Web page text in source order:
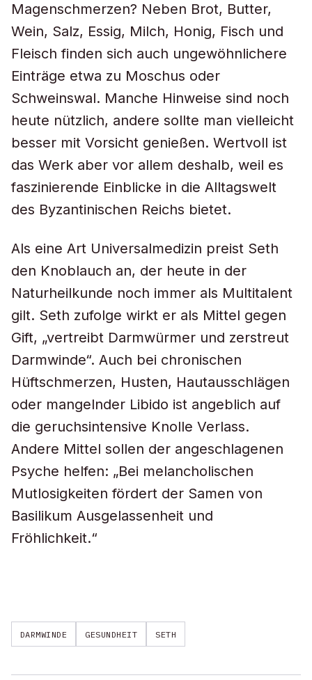
Magenschmerzen? Neben Brot, Butter,
Wein, Salz, Essig, Milch, Honig, Fisch und
Fleisch finden sich auch ungewöhnlichere
Einträge etwa zu Moschus oder
Schweinswal. Manche Hinweise sind noch
heute nützlich, andere sollte man vielleicht
besser mit Vorsicht genießen. Wertvoll ist
das Werk aber vor allem deshalb, weil es
faszinierende Einblicke in die Alltagswelt
des Byzantinischen Reichs bietet.
Als eine Art Universalmedizin preist Seth
den Knoblauch an, der heute in der
Naturheilkunde noch immer als Multitalent
gilt. Seth zufolge wirkt er als Mittel gegen
Gift, „vertreibt Darmwürmer und zerstreut
Darmwinde“. Auch bei chronischen
Hüftschmerzen, Husten, Hautausschlägen
oder mangelnder Libido ist angeblich auf
die geruchsintensive Knolle Verlass.
Andere Mittel sollen der angeschlagenen
Psyche helfen: „Bei melancholischen
Mutlosigkeiten fördert der Samen von
Basilikum Ausgelassenheit und
Fröhlichkeit.“
DARMWINDE GESUNDHEIT SETH